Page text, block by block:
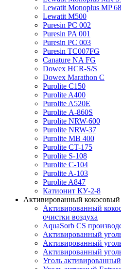
Lewatit Monoplus MP 68
Lewatit М500
Puresin PC 002
Puresin PA 001
Puresin PC 003
Puresin TC007FG
Canature NA FG
Dowex HCR-S/S
Dowex Marathon C
Purolite C150
Purolite A400
Purolite A520E
Purolite А-860S
Purolite NRW-600
Purolite NRW-37
Purolite MB 400
Purolite CT-175
Purolite S-108
Purolite C-104
Purolite A-103
Purolite A847
Катионит КУ-2-8
Активированный кокосовый
Активированный
очистки воздуха
AquaSorb CS
Активированный
Активированный
Активированный
Уголь